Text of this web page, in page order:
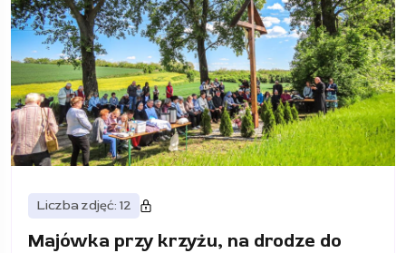
Liczba zdjęć: 12
Majówka przy krzyżu, na drodze do